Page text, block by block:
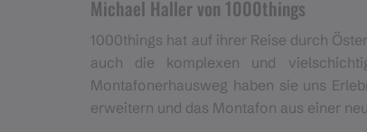
Michael Haller von 1000things
1000things hat auf ihrer Reise durch
auch die komplexen und
Montafonerhausweg haben sie uns
erweitern und das Montafon aus einer